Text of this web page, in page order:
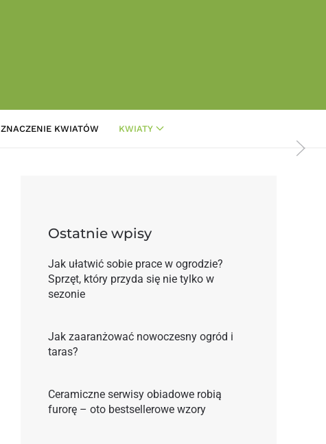
ZNACZENIE KWIATÓW KWIATY
Ostatnie wpisy
Jak ułatwić sobie prace w ogrodzie?
Sprzęt, który przyda się nie tylko w
sezonie
Jak zaaranżować nowoczesny ogród i
taras?
Ceramiczne serwisy obiadowe robią
furorę – oto bestsellerowe wzory